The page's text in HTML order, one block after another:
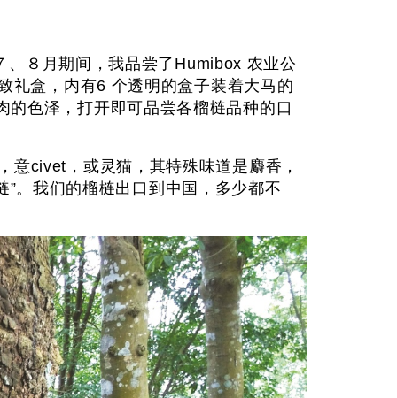
８月期间，我品尝了Humibox 农业公
礼盒，内有6 个透明的盒子装着大马的
色泽，打开即可品尝各榴梿品种的口
civet，或灵猫，其特殊味道是麝香，
”。我们的榴梿出口到中国，多少都不